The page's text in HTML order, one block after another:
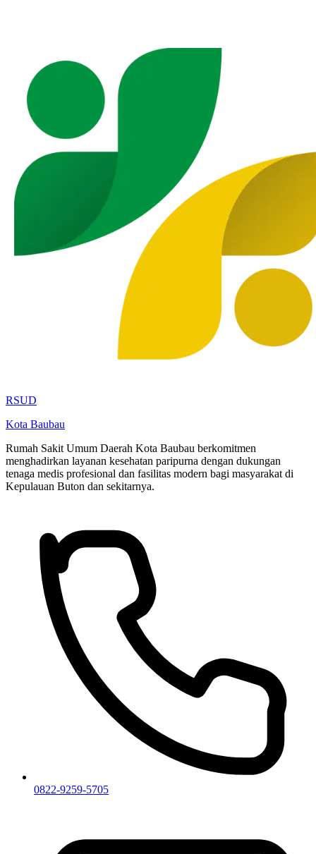
RSUD
Kota Baubau
Rumah Sakit Umum Daerah Kota Baubau berkomitmen
menghadirkan layanan kesehatan paripurna dengan dukungan
tenaga medis profesional dan fasilitas modern bagi masyarakat di
Kepulauan Buton dan sekitarnya.
0822-9259-5705